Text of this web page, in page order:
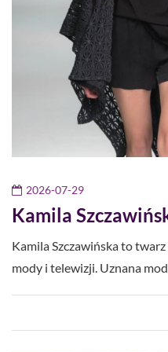
2026-07-29
Kamila
Kamila Szczawińska to
mody i telewizji. Uznana